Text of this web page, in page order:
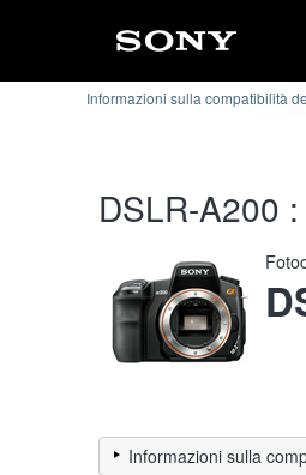
Informazioni sulla compatibilità
DSLR-A200
Informazioni sulla